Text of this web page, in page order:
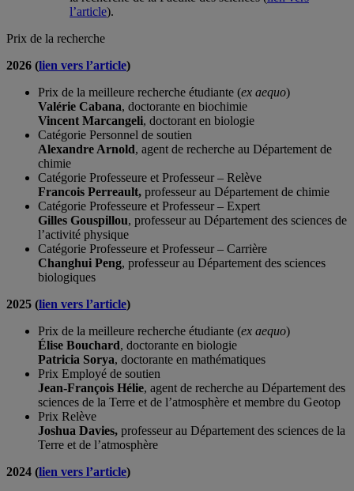
l’article).
Prix de la recherche
2026 (lien vers l’article)
Prix de la meilleure recherche étudiante (ex aequo)
Valérie Cabana, doctorante en biochimie
Vincent Marcangeli, doctorant en biologie
Catégorie Personnel de soutien
Alexandre Arnold, agent de recherche au Département de
chimie
Catégorie Professeure et Professeur – Relève
Francois Perreault, professeur au Département de chimie
Catégorie Professeure et Professeur – Expert
Gilles Gouspillou, professeur au Département des sciences de
l’activité physique
Catégorie Professeure et Professeur – Carrière
Changhui Peng, professeur au Département des sciences
biologiques
2025 (lien vers l’article)
Prix de la meilleure recherche étudiante (ex aequo)
Élise Bouchard, doctorante en biologie
Patricia Sorya, doctorante en mathématiques
Prix Employé de soutien
Jean-François Hélie, agent de recherche au Département des
sciences de la Terre et de l’atmosphère et membre du Geotop
Prix Relève
Joshua Davies, professeur au Département des sciences de la
Terre et de l’atmosphère
2024 (lien vers l’article)